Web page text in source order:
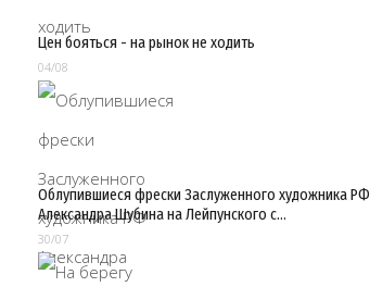
Цен бояться - на рынок не ходить
04/08
Облупившиеся фрески Заслуженного художника РФ
Александра Шубина на Лейпунского с…
30/07